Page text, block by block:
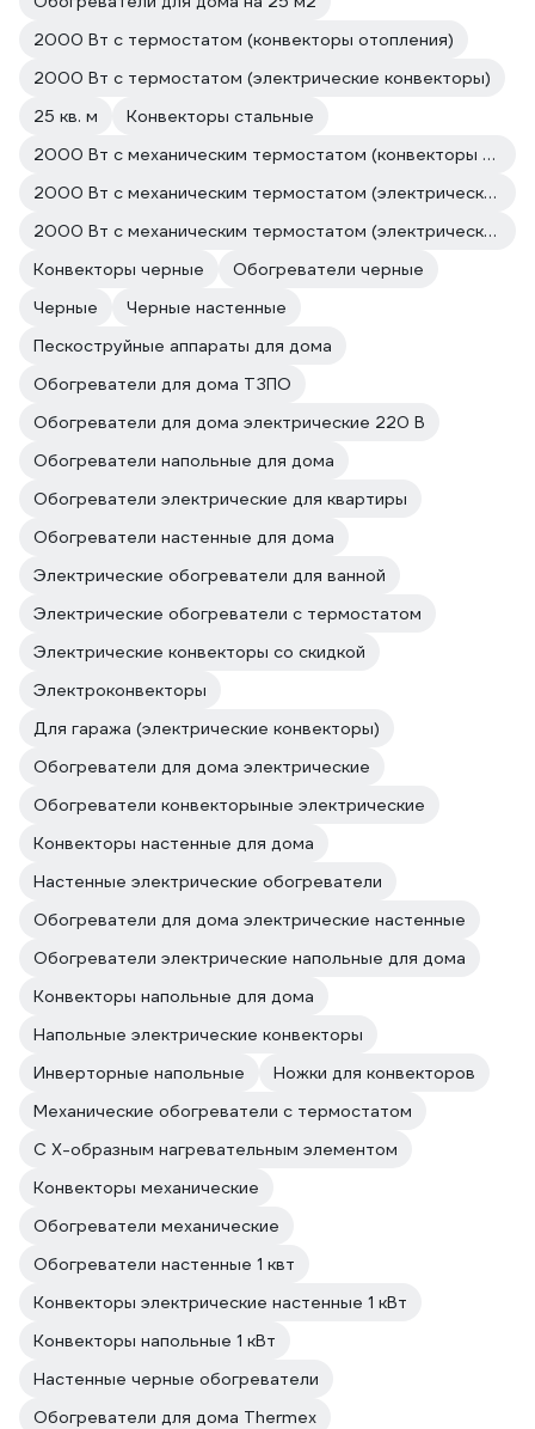
2000 Вт с термостатом (конвекторы отопления)
2000 Вт с термостатом (электрические конвекторы)
25 кв. м
Конвекторы стальные
2000 Вт с механическим термостатом (конвекторы отопления)
2000 Вт с механическим термостатом (электрические конвекторы)
2000 Вт с механическим термостатом (электрические конвекторы)
Конвекторы черные
Обогреватели черные
Черные
Черные настенные
Пескоструйные аппараты для дома
Обогреватели для дома ТЗПО
Обогреватели для дома электрические 220 В
Обогреватели напольные для дома
Обогреватели электрические для квартиры
Обогреватели настенные для дома
Электрические обогреватели для ванной
Электрические обогреватели с термостатом
Электрические конвекторы со скидкой
Электроконвекторы
Для гаража (электрические конвекторы)
Обогреватели для дома электрические
Обогреватели конвекторыные электрические
Конвекторы настенные для дома
Настенные электрические обогреватели
Обогреватели для дома электрические настенные
Обогреватели электрические напольные для дома
Конвекторы напольные для дома
Напольные электрические конвекторы
Инверторные напольные
Ножки для конвекторов
Механические обогреватели с термостатом
С Х-образным нагревательным элементом
Конвекторы механические
Обогреватели механические
Обогреватели настенные 1 квт
Конвекторы электрические настенные 1 кВт
Конвекторы напольные 1 кВт
Настенные черные обогреватели
Обогреватели для дома Thermex